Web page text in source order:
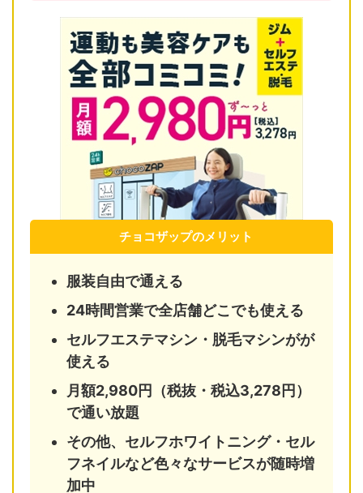
チョコザップのメリット
服装自由で通える
24時間営業で全店舗どこでも使える
セルフエステマシン・脱毛マシンがが
使える
月額2,980円（税抜・税込3,278円）
で通い放題
その他、セルフホワイトニング・セル
フネイルなど色々なサービスが随時増
加中